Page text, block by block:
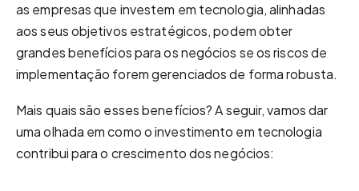
as empresas que investem em tecnologia, alinhadas
aos seus objetivos estratégicos, podem obter
grandes benefícios para os negócios se os riscos de
implementação forem gerenciados de forma robusta.
Mais quais são esses benefícios? A seguir, vamos dar
uma olhada em como o investimento em tecnologia
contribui para o crescimento dos negócios: